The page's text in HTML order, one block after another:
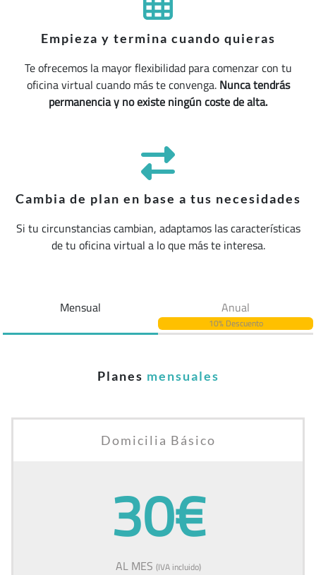
Empieza y termina cuando quieras
Te ofrecemos la mayor flexibilidad para comenzar con tu
oficina virtual cuando más te convenga.Nunca tendrás
permanencia y no existe ningún coste de alta.
Cambia de plan en base a tus necesidades
Si tu circunstancias cambian, adaptamos las características
de tu oficina virtual a lo que más te interesa.
Mensual Anual
10% Descuento
Planes mensuales
Domicilia Básico
30€
AL MES (IVA incluido)